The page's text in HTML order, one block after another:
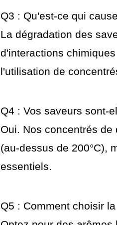
Q3 : Qu'est-ce qui
La dégradation des
d'interactions
l'utilisation de
Q4 : Vos saveurs sont-
Oui. Nos concentrés
(au-dessus de 200°C),
essentiels.
Q5 : Comment choisir